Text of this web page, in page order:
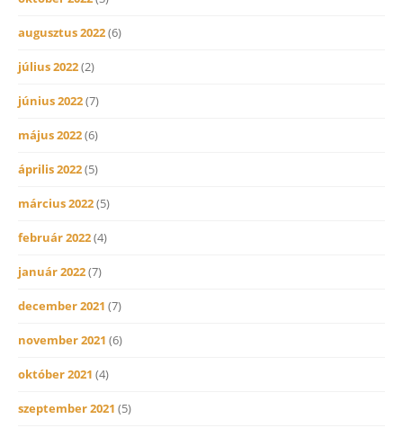
augusztus 2022(6)
július 2022(2)
június 2022(7)
május 2022(6)
április 2022(5)
március 2022(5)
február 2022(4)
január 2022(7)
december 2021 (7)
november 2021 (6)
október 2021 (4)
szeptember 2021 (5)